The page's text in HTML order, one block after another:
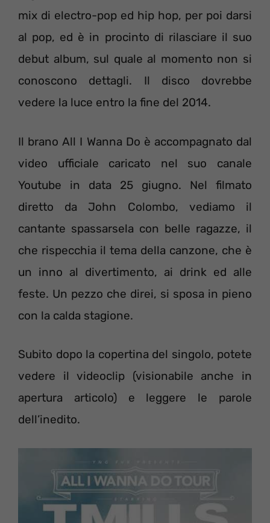
mix di electro-pop ed hip hop, per poi darsi
al pop, ed è in procinto di rilasciare il suo
debut album, sul quale al momento non si
conoscono dettagli. Il disco dovrebbe
vedere la luce entro la fine del 2014.
Il brano All I Wanna Do è accompagnato dal
video ufficiale caricato nel suo canale
Youtube in data 25 giugno. Nel filmato
diretto da John Colombo, vediamo il
cantante spassarsela con belle ragazze, il
che rispecchia il tema della canzone, che è
un inno al divertimento, ai drink ed alle
feste. Un pezzo che direi, si sposa in pieno
con la calda stagione.
Subito dopo la copertina del singolo, potete
vedere il videoclip (visionabile anche in
apertura articolo) e leggere le parole
dell’inedito.